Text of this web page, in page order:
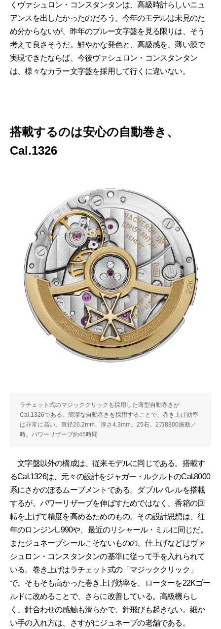
くヴァシュロン・コンスタンタンは、高級時計らしいニュ
アンスを出したかったのだろう。今年のモデルは未見のた
め分からないが、昨年のブルー文字盤を見る限りは、そう
考えて良さそうだ。鮮やかな発色と、高級感を、薄い膜で
実現できたならば、今後ヴァシュロン・コンスタンタン
は、様々なカラー文字盤を採用して行くに違いない。
搭載するのは安心の自動巻き、
Cal.1326
ラチェット式のマジッククリックを採用した薄型自動巻きが
Cal.1326である。簡潔な自動巻きを採用することで、巻き上げ効率
は非常に高い。直径26.2mm、厚さ4.3mm。25石。2万8800振動／
時。パワーリザーブ約45時間
文字盤以外の構成は、従来モデルに同じである。搭載す
るCal.1326は、元々の設計をジャガー・ルクルトのCal.8000
系にさかのぼるムーブメントである。ダブルバレルを搭載
するが、パワーリザーブを伸ばすためではなく、香箱の回
転を上げて精度を高めるためのもの。その設計思想は、往
年のロンジンL.990や、最近のリシャール・ミルに同じだ。
またジュネーブシールこそないものの、仕上げなどはヴァ
シュロン・コンスタンタンの基準に従って手を入れられて
いる。巻き上げはラチェット式の「マジッククリック」
で、そもそも高かった巻き上げ効率を、ローターを22Kゴー
ルドに改めることで、さらに改善している。高級機らし
く、針合わせの感触も滑らかで、針飛びも起きない。細か
い手の入れ方は、さすがにジュネーブの老舗である。